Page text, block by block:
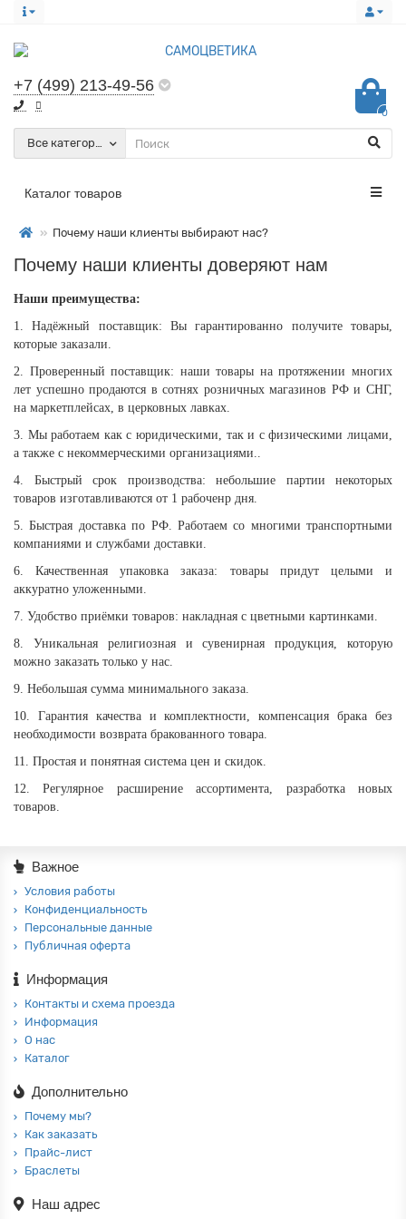
+7 (499) 213-49-56
0
Все категории
Каталог товаров
Почему наши клиенты выбирают нас?
Почему наши клиенты доверяют нам
Наши преимущества:
1. Надёжный поставщик: Вы гарантированно получите товары,
которые заказали.
2. Проверенный поставщик: наши товары на протяжении многих
лет успешно продаются в сотнях розничных магазинов РФ и СНГ,
на маркетплейсах, в церковных лавках.
3. Мы работаем как с юридическими, так и с физическими лицами,
а также с некоммерческими организациями..
4. Быстрый срок производства: небольшие партии некоторых
товаров изготавливаются от 1 рабоченр дня.
5. Быстрая доставка по РФ. Работаем со многими транспортными
компаниями и службами доставки.
6. Качественная упаковка заказа: товары придут целыми и
аккуратно уложенными.
7. Удобство приёмки товаров: накладная с цветными картинками.
8. Уникальная религиозная и сувенирная продукция, которую
можно заказать только у нас.
9. Небольшая сумма минимального заказа.
10. Гарантия качества и комплектности, компенсация брака без
необходимости возврата бракованного товара.
11. Простая и понятная система цен и скидок.
12. Регулярное расширение ассортимента, разработка новых
товаров.
Важное
Условия работы
Конфиденциальность
Персональные данные
Публичная оферта
Информация
Контакты и схема проезда
Информация
О нас
Каталог
Дополнительно
Почему мы?
Как заказать
Прайс-лист
Браслеты
Наш адрес